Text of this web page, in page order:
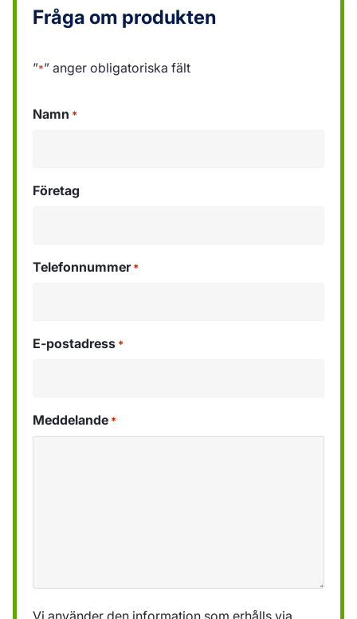
Fråga om produkten
”*” anger obligatoriska fält
Namn *
Företag
Telefonnummer *
E-postadress *
Meddelande *
Vi använder den information som erhålls via